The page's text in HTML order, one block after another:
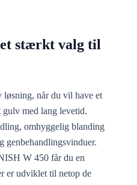
stærkt valg til
når du vil have et
med lang levetid.
omhyggelig blanding
genbehandlingsvinduer.
W 450 får du en
er udviklet til netop de